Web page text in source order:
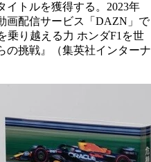
イトルを獲得する。2023年
画配信サービス「DAZN」で
乗り越える力 ホンダF1を世
の挑戦』（集英社インターナ